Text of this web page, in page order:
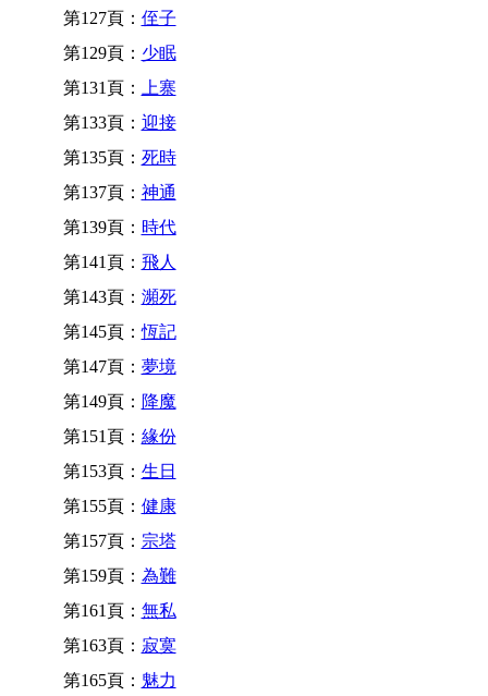
第127頁： 侄子
第129頁： 少眠
第131頁：
上寨
第133頁： 迎接
第135頁： 死時
第137頁： 神通
第139頁： 時代
第141頁： 飛人
第143頁： 瀕死
第145頁：恆記
第147頁： 夢境
第149頁： 降魔
第151頁： 緣份
第153頁： 生日
第155頁： 健康
第157頁： 宗塔
第159頁： 為難
第161頁： 無私
第163頁： 寂寞
第165頁： 魅力